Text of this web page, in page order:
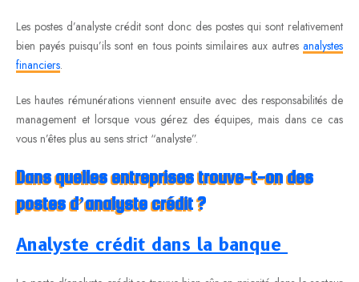
Les postes d’analyste crédit sont donc des postes qui sont relativement
bien payés puisqu’ils sont en tous points similaires aux autres analystes
financiers.
Les hautes rémunérations viennent ensuite avec des responsabilités de
management et lorsque vous gérez des équipes, mais dans ce cas
vous n’êtes plus au sens strict “analyste”.
Dans quelles entreprises trouve-t-on des
postes d’analyste crédit ?
Analyste crédit dans la banque